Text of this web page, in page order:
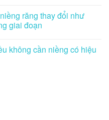
răng thay đổi như
giai đoạn
không cần niềng có hiệu